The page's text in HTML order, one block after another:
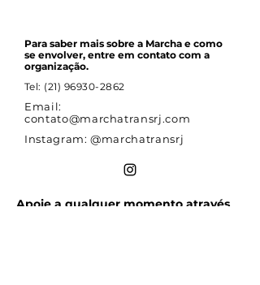
Para saber mais sobre a Marcha e como
se envolver, entre em contato com a
organização.
Tel: (21) 96930-2862
Email:
contato@marchatransrj.com
Instagram: @marchatransrj
Apoie a qualquer momento através